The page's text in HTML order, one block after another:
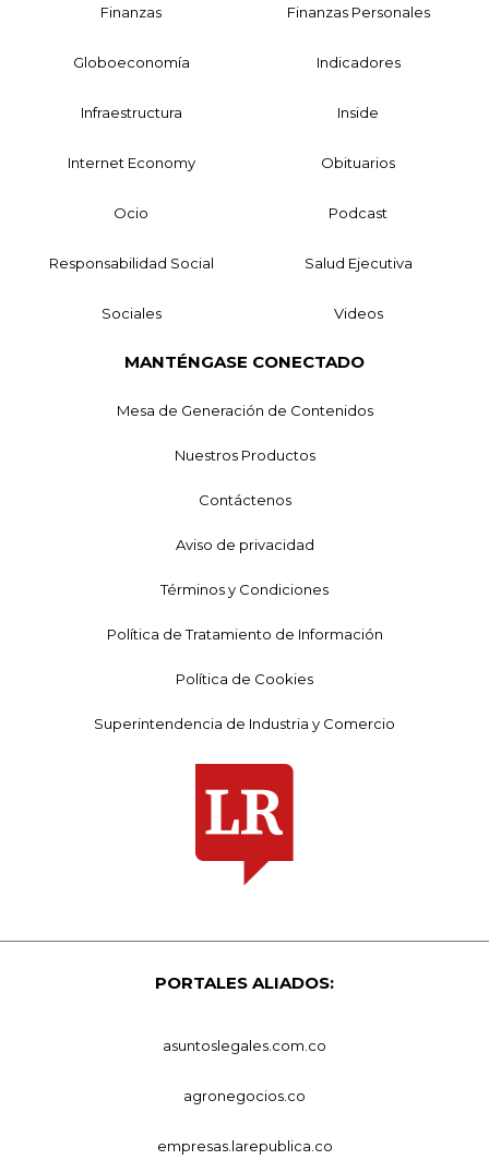
Finanzas Finanzas Personales
Globoeconomía Indicadores
Infraestructura Inside
Internet Economy Obituarios
Ocio Podcast
Responsabilidad Social Salud Ejecutiva
Sociales Videos
MANTÉNGASE CONECTADO
Mesa de Generación de Contenidos
Nuestros Productos
Contáctenos
Aviso de privacidad
Términos y Condiciones
Política de Tratamiento de Información
Política de Cookies
Superintendencia de Industria y Comercio
PORTALES ALIADOS:
asuntoslegales.com.co
agronegocios.co
empresas.larepublica.co